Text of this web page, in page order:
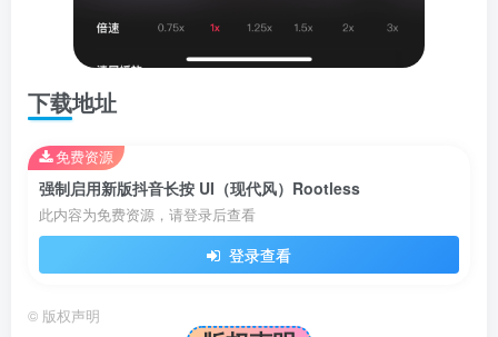
下载地址
强制启用新版抖音长按 UI（现代风）Rootless
此内容为免费资源，请登录后查看
登录查看
免费资源
© 版权声明